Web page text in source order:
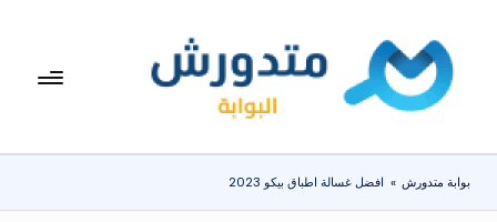
المحتوىبوا
مت
دو
تعرف
المنزلية
بوابة متدورش » افضل غسالة اطباق بيكو 2023